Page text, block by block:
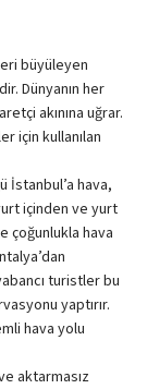
büyüleyen
Dünyanın her
akınına uğrar.
için kullanılan
İstanbul’a hava,
içinden ve yurt
çoğunlukla hava
turistler bu
yaptırır.
hava yolu
aktarmasız